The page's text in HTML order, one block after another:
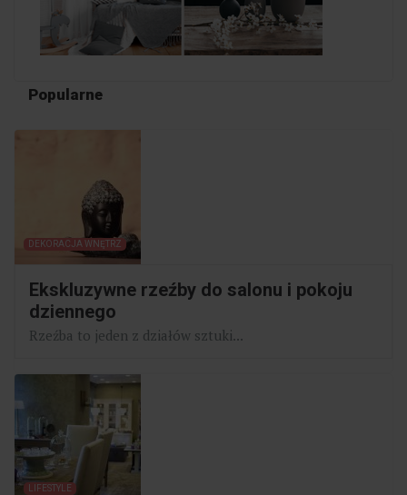
Popularne
DEKORACJA WNĘTRZ
Ekskluzywne rzeźby do salonu i pokoju
dziennego
Rzeźba to jeden z działów sztuki...
LIFESTYLE